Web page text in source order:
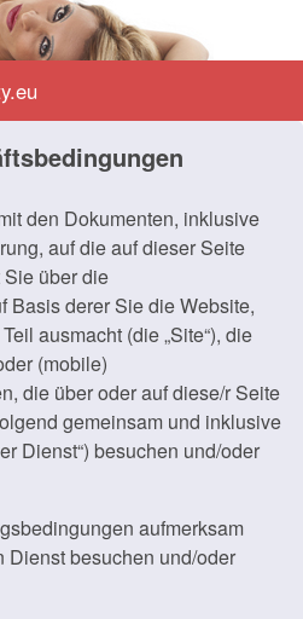
den Dokumenten, inklusive
auf die auf dieser Seite
über die
Basis derer Sie die Website,
ausmacht (die „Site“), die
(mobile)
die über oder auf diese/r Seite
gemeinsam und inklusive
Dienst“) besuchen und/oder
aufmerksam
Dienst besuchen und/oder